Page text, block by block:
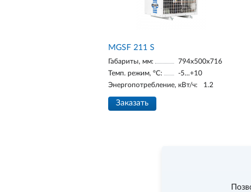
МGSF 211 S
Габариты, мм:
794x500x716
Темп. режим, °С:
-5...+10
Энергопотребление, кВт/ч:
1.2
Заказать